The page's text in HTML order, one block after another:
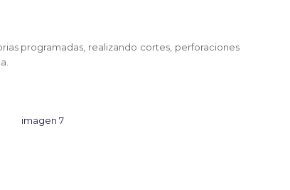
programadas, realizando cortes, perforaciones